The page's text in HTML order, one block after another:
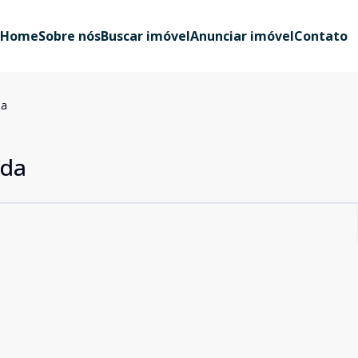
HomeSobre nósBuscar imóvelAnunciar imóvelContato